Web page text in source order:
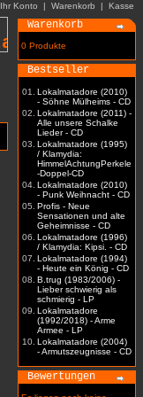
Ihr Konto | Warenkorb | Kasse
Warenkorb
0 Produkte
Bestseller
01.
Lokalmatadore (2010)
- Söhne Mülheims - CD
02. Lokalmatadore (2011) -
Alle unsere Schalke
Lieder - CD
03. Lokalmatadore (1995)
/ Klamydia:
HimmelAchtungPerkele
-Doppel-CD
04. Lokalmatadore (2010)
- Punk Weihnacht - CD
05. Profis - Neue
Sensationen und alte
Geheimnisse - CD
06. Lokalmatadore (1996)
/ Klamydia: Kipsi. - CD
07. Lokalmatadore (1994)
- Heute ein König - CD
08. B.trug (1983/2006) -
Lieber schwierig als
schmierig - LP
09. Lokalmatadore
(1992/2018) - Arme
Armee - LP
10. Lokalmatadore (2004)
- Armutszeugnisse - CD
Bewertungen